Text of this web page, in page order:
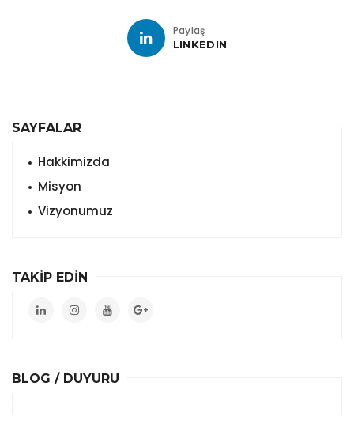
Paylaş
LINKEDIN
SAYFALAR
Hakkimizda
Misyon
Vizyonumuz
TAKİP EDİN
BLOG / DUYURU